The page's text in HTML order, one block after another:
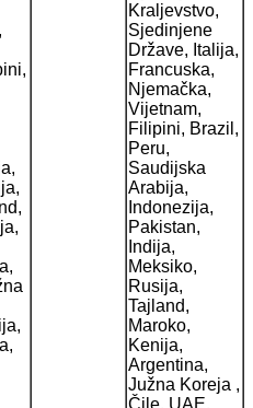
Kraljevstvo,
Sjedinjene
Države, Italija,
Francuska,
Njemačka,
Vijetnam,
Filipini, Brazil,
Peru,
Saudijska
Arabija,
Indonezija,
Pakistan,
Indija,
Meksiko,
Rusija,
Tajland,
Maroko,
Kenija,
Argentina,
Južna Koreja ,
Čile, UAE,